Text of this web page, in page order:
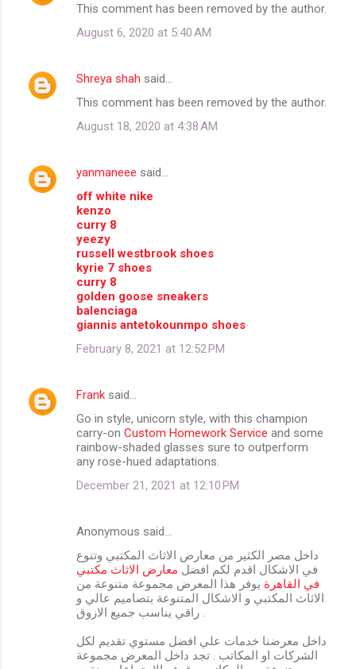
This comment has been removed by the author.
August 6, 2020 at 5:40 AM
Shreya shah said…
This comment has been removed by the author.
August 18, 2020 at 4:38 AM
yanmaneee said…
off white nike
kenzo
curry 8
yeezy
russell westbrook shoes
kyrie 7 shoes
curry 8
golden goose sneakers
balenciaga
giannis antetokounmpo shoes
February 8, 2021 at 12:52 PM
Frank said…
Go in style, unicorn style, with this champion
carry-on Custom Homework Service and some
rainbow-shaded glasses sure to outperform
any rose-hued adaptations.
December 21, 2021 at 12:10 PM
Anonymous said…
داخل مصر الكثير من معارض الاثاث المكتبي وتنوع
في الاشكال اقدم لكم افضل معارض الاثاث مكتبي
في القاهرة يوفر هذا المعرض مجموعة متنوعة من
الاثاث المكتبي و الاشكال المتنوعة بتصاميم عالي و
داخل معرضنا خدمات علي افضل مستوي تقديم لكل
الشركات او المكاتب . تجد داخل المعرض مجموعة